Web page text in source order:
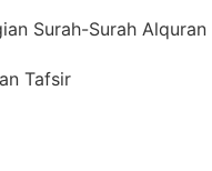
Surah-Surah Alquran
Tafsir